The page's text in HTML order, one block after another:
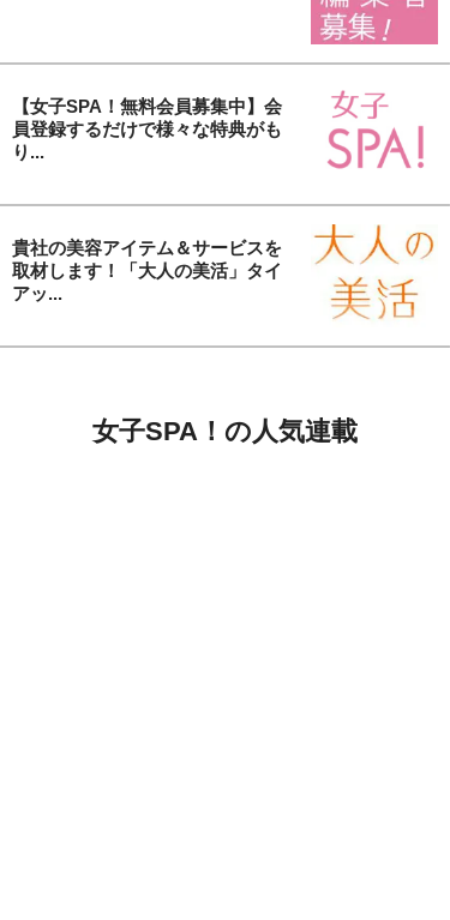
【女子SPA！無料会員募集中】会
員登録するだけで様々な特典がも
り...
貴社の美容アイテム＆サービスを
取材します！「大人の美活」タイ
アッ...
女子SPA！の人気連載